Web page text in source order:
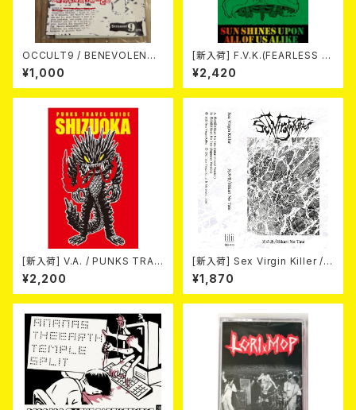
OCCULT9 / BENEVOLENCE
(LTD.150) カセット
¥1,000
[新入荷] F.V.K.(FEARLESS V
AMPIER KILLERS) / SUN SH
INES UPON ALL OF US ALI
KE (CASSETTE)
¥2,420
[新入荷] V.A. / PUNKS TRAV
EL GUIDE SHIZUOKA (カセッ
ト)
¥2,200
[新入荷] Sex Virgin Killer /
光の盾/Hikari No Tate (CAS
SETTE)
¥1,870